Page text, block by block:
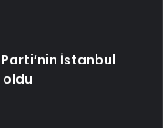
İstanbul
oldu